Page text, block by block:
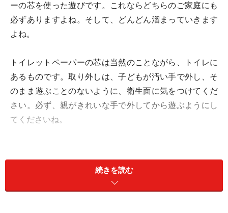
ーの芯を使った遊びです。これならどちらのご家庭にも
必ずありますよね。そして、どんどん溜まっていきます
よね。
トイレットペーパーの芯は当然のことながら、トイレに
あるものです。取り外しは、子どもが汚い手で外し、そ
のまま遊ぶことのないように、衛生面に気をつけてくだ
さい。必ず、親がきれいな手で外してから遊ぶようにし
てくださいね。
トイレットペーパーの芯の遊び方
遊び方は単純です。このトイレットペーパーの芯をいろ
続きを読む